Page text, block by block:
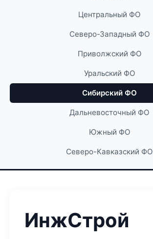
Центральный ФО
Северо-Западный ФО
Приволжский ФО
Уральский ФО
Сибирский ФО
Дальневосточный ФО
Южный ФО
Северо-Кавказский ФО
ИнжСтрой